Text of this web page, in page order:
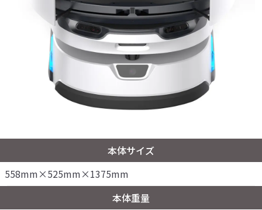
本体サイズ
558mm×525mm×1375mm
本体重量